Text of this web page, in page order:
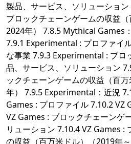
製品、サービス、ソリューショ
ブロックチェーンゲームの収益
2024年） 7.8.5 Mythical Games
7.9.1 Experimental : プロファイ
な事業 7.9.3 Experimental : ブロ
品、サービス、ソリューション
ックチェーンゲームの収益（百
年） 7.9.5 Experimental：近況
Games : プロファイル 7.10.2 VZ
VZ Games : ブロックチェーンゲ
リューション 7.10.4 VZ Games :
の収益（百万米ドル）（2019年